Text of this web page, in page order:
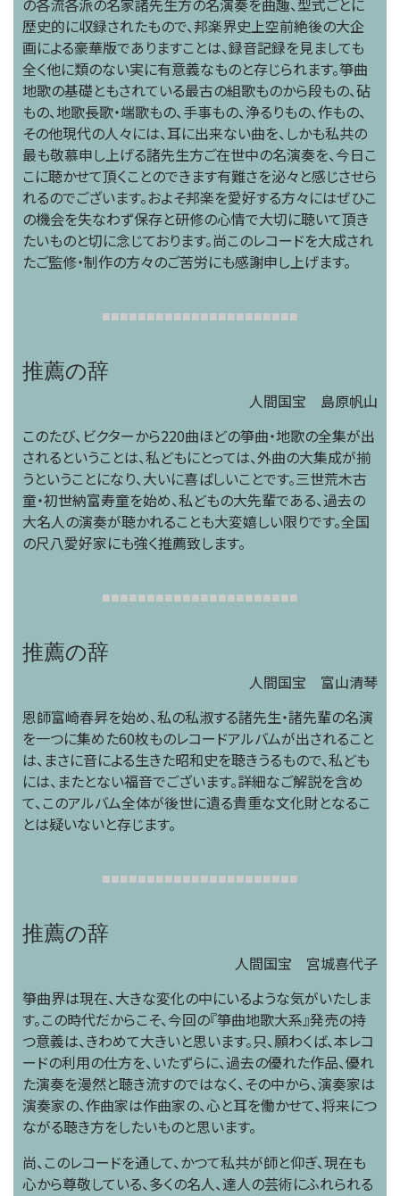
の各流各派の名家諸先生方の名演奏を曲趣、型式ごとに
歴史的に収録されたもので、邦楽界史上空前絶後の大企
画による豪華版でありますことは、録音記録を見ましても
全く他に類のない実に有意義なものと存じられます。箏曲
地歌の基礎ともされている最古の組歌ものから段もの、砧
もの、地歌長歌・端歌もの、手事もの、浄るりもの、作もの、
その他現代の人々には、耳に出来ない曲を、しかも私共の
最も敬慕申し上げる諸先生方ご在世中の名演奏を、今日こ
こに聴かせて頂くことのできます有難さを泌々と感じさせら
れるのでございます。およそ邦楽を愛好する方々にはぜひこ
の機会を失なわず保存と研修の心情で大切に聴いて頂き
たいものと切に念じております。尚このレコードを大成され
たご監修・制作の方々のご苦労にも感謝申し上げます。
■■■■■■■■■■■■■■■■■■■■■■
推薦の辞
人間国宝 島原帆山
このたび、ビクターから220曲ほどの箏曲・地歌の全集が出
されるということは、私どもにとっては、外曲の大集成が揃
うということになり、大いに喜ばしいことです。三世荒木古
童・初世納富寿童を始め、私どもの大先輩である、過去の
大名人の演奏が聴かれることも大変嬉しい限りです。全国
の尺八愛好家にも強く推薦致します。
■■■■■■■■■■■■■■■■■■■■■■
推薦の辞
人間国宝 富山清琴
恩師富崎春昇を始め、私の私淑する諸先生・諸先輩の名演
を一つに集めた60枚ものレコードアルバムが出されること
は、まさに音による生きた昭和史を聴きうるもので、私ども
には、またとない福音でございます。詳細なご解説を含め
て、このアルバム全体が後世に遺る貴重な文化財となるこ
とは疑いないと存じます。
■■■■■■■■■■■■■■■■■■■■■■
推薦の辞
人間国宝 宮城喜代子
箏曲界は現在、大きな変化の中にいるような気がいたしま
す。この時代だからこそ、今回の『箏曲地歌大系』発売の持
つ意義は、きわめて大きいと思います。只、願わくば、本レコ
ードの利用の仕方を、いたずらに、過去の優れた作品、優れ
た演奏を漫然と聴き流すのではなく、その中から、演奏家は
演奏家の、作曲家は作曲家の、心と耳を働かせて、将来につ
ながる聴き方をしたいものと思います。
尚、このレコードを通して、かつて私共が師と仰ぎ、現在も
心から尊敬している、多くの名人、達人の芸術にふれられる